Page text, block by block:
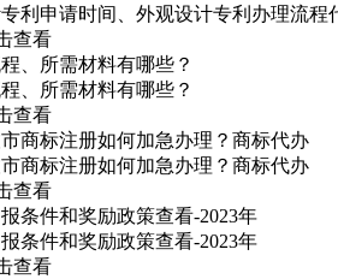
利申请时间、外观设计专利办理流程
查看
、所需材料有哪些？
、所需材料有哪些？
查看
商标注册如何加急办理？商标代办
商标注册如何加急办理？商标代办
查看
条件和奖励政策查看-2023年
条件和奖励政策查看-2023年
查看